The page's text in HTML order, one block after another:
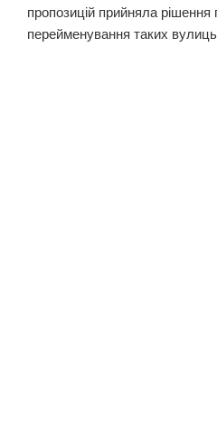
пропозицій прийняла рішення
перейменування таких